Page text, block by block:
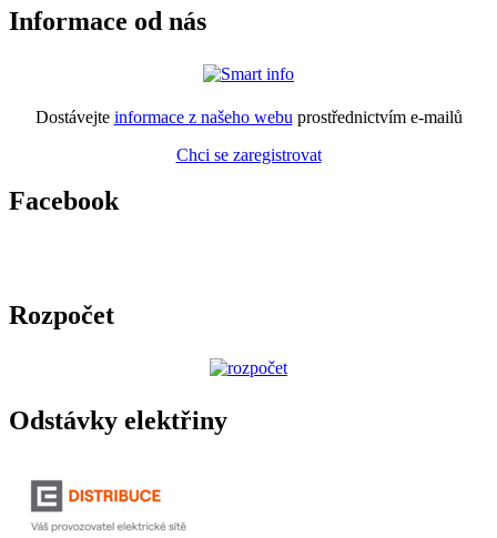
Informace od nás
Dostávejte informace z našeho webu prostřednictvím e-mailů
Chci se zaregistrovat
Facebook
Rozpočet
Odstávky elektřiny